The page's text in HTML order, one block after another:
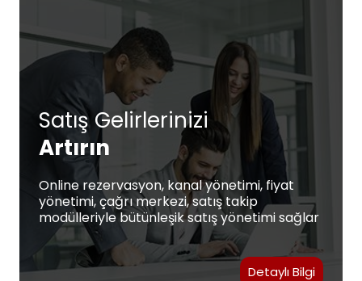
Satış Gelirlerinizi
Artırın
Online rezervasyon, kanal yönetimi, fiyat
yönetimi, çağrı merkezi, satış takip
modülleriyle bütünleşik satış yönetimi sağlar
Detaylı Bilgi